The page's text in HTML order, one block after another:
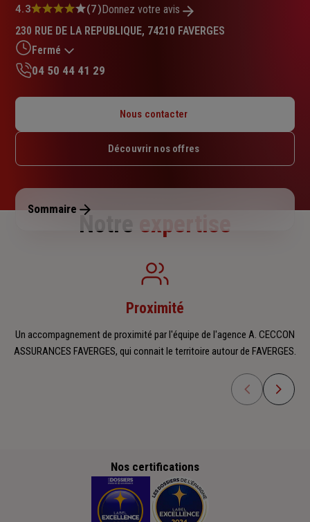
Note
4.3
sur
5
étoiles
4.3 (7)Donnez votre avis
230 RUE DE LA REPUBLIQUE, 74210 FAVERGES
Fermé
Mardi : 09h – 12h / 14h – 18h
Jeudi : 09h – 12h / 14h – 18h
Dimanche : Fermé
04 50 44 41 29
Nous contacter
Découvrir nos offres
Sommaire
Notre expertise
Proximité
Un accompagnement de proximité par l'équipe de l'agence A. CECCON
ASSURANCES FAVERGES, qui connait le territoire autour de FAVERGES.
Nos certifications